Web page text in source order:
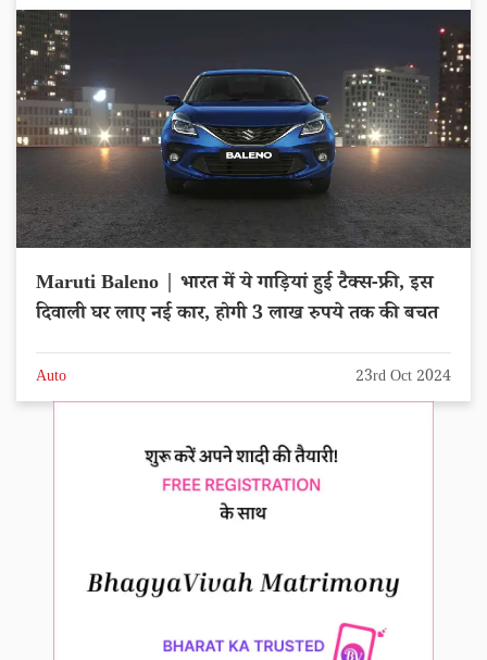
Maruti Baleno | भारत में ये गाड़ियां हुई टैक्स-फ्री, इस
दिवाली घर लाए नई कार, होगी 3 लाख रुपये तक की बचत
Auto 23rd Oct 2024